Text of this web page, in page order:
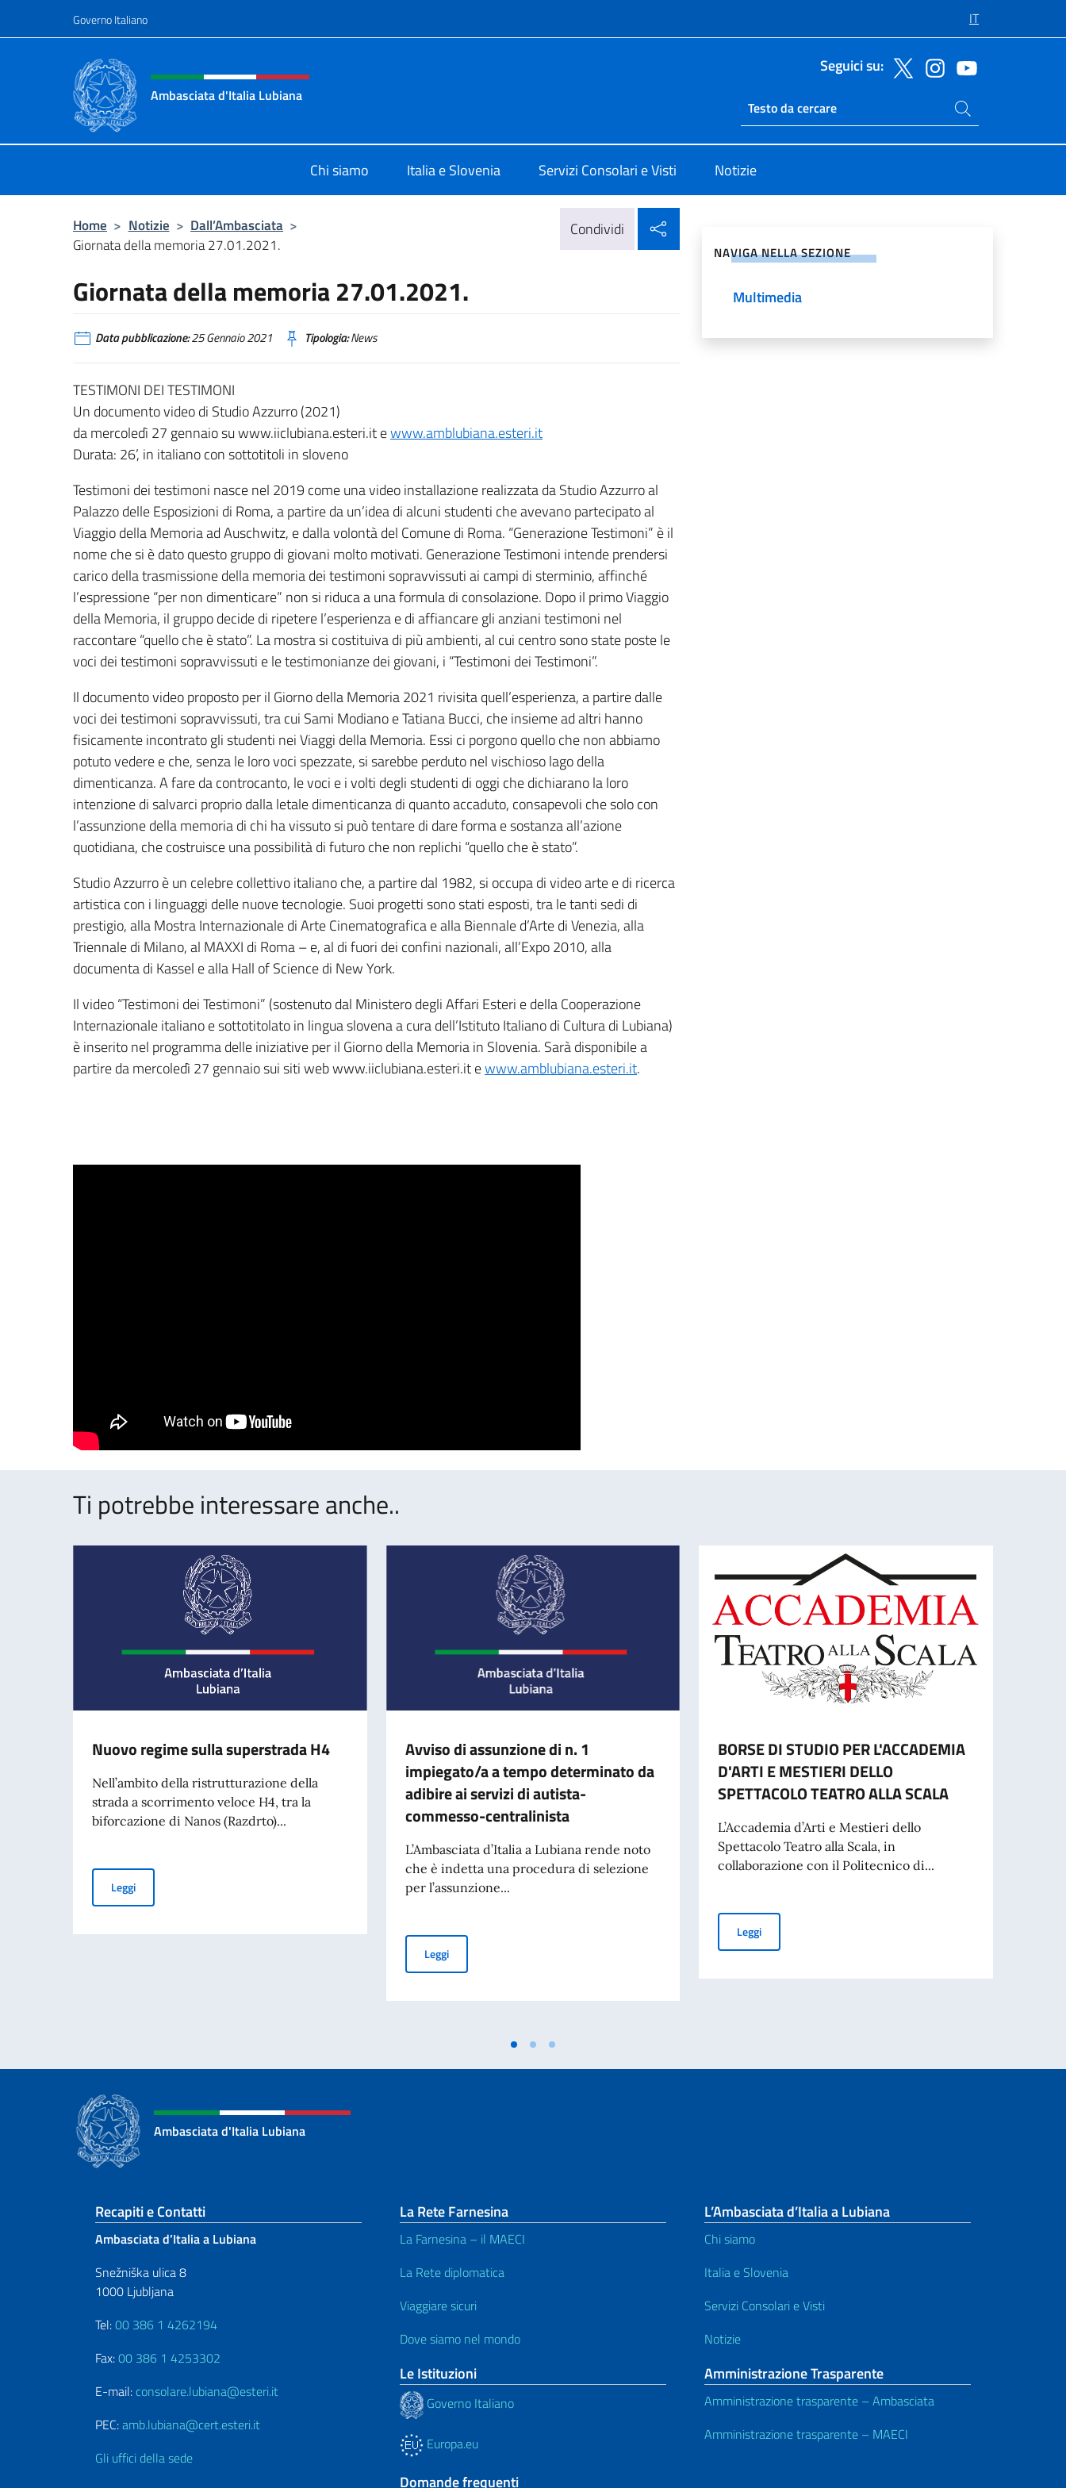
Governo Italiano IT
Intestazione sito, social e menù
Ambasciata d'Italia Lubiana
Seguici su:
Ricerca sito live
Cerca nel sito
Chi siamo Italia e Slovenia Servizi Consolari e Visti Notizie
Home > Notizie > Dall’Ambasciata >
Giornata della memoria 27.01.2021.
Condividi
Giornata della memoria 27.01.2021.
Data pubblicazione:25 Gennaio 2021 Tipologia:News
TESTIMONI DEI TESTIMONI
Un documento video di Studio Azzurro (2021)
da mercoledì 27 gennaio su www.iiclubiana.esteri.it ewww.amblubiana.esteri.it
Durata: 26’, in italiano con sottotitoli in sloveno
Testimoni dei testimoni nasce nel 2019 come una video installazione realizzata da Studio Azzurro al
Palazzo delle Esposizioni di Roma, a partire da un’idea di alcuni studenti che avevano partecipato al
Viaggio della Memoria ad Auschwitz, e dalla volontà del Comune di Roma. “Generazione Testimoni” è il
nome che si è dato questo gruppo di giovani molto motivati. Generazione Testimoni intende prendersi
carico della trasmissione della memoria dei testimoni sopravvissuti ai campi di sterminio, affinché
l’espressione “per non dimenticare” non si riduca a una formula di consolazione. Dopo il primo Viaggio
della Memoria, il gruppo decide di ripetere l’esperienza e di affiancare gli anziani testimoni nel
raccontare “quello che è stato”. La mostra si costituiva di più ambienti, al cui centro sono state poste le
voci dei testimoni sopravvissuti e le testimonianze dei giovani, i “Testimoni dei Testimoni”.
Il documento video proposto per il Giorno della Memoria 2021 rivisita quell’esperienza, a partire dalle
voci dei testimoni sopravvissuti, tra cui Sami Modiano e Tatiana Bucci, che insieme ad altri hanno
fisicamente incontrato gli studenti nei Viaggi della Memoria. Essi ci porgono quello che non abbiamo
potuto vedere e che, senza le loro voci spezzate, si sarebbe perduto nel vischioso lago della
dimenticanza. A fare da controcanto, le voci e i volti degli studenti di oggi che dichiarano la loro
intenzione di salvarci proprio dalla letale dimenticanza di quanto accaduto, consapevoli che solo con
l’assunzione della memoria di chi ha vissuto si può tentare di dare forma e sostanza all’azione
quotidiana, che costruisce una possibilità di futuro che non replichi “quello che è stato”.
Studio Azzurro è un celebre collettivo italiano che, a partire dal 1982, si occupa di video arte e di ricerca
artistica con i linguaggi delle nuove tecnologie. Suoi progetti sono stati esposti, tra le tanti sedi di
prestigio, alla Mostra Internazionale di Arte Cinematografica e alla Biennale d’Arte di Venezia, alla
Triennale di Milano, al MAXXI di Roma – e, al di fuori dei confini nazionali, all’Expo 2010, alla
documenta di Kassel e alla Hall of Science di New York.
Il video “Testimoni dei Testimoni” (sostenuto dal Ministero degli Affari Esteri e della Cooperazione
Internazionale italiano e sottotitolato in lingua slovena a cura dell’Istituto Italiano di Cultura di Lubiana)
è inserito nel programma delle iniziative per il Giorno della Memoria in Slovenia. Sarà disponibile a
partire da mercoledì 27 gennaio sui siti web www.iiclubiana.esteri.it ewww.amblubiana.esteri.it.
NAVIGA NELLA SEZIONE
Multimedia
Ti potrebbe interessare anche..
Nuovo regime sulla superstrada H4
Nell’ambito della ristrutturazione della
strada a scorrimento veloce H4, tra la
biforcazione di Nanos (Razdrto)...
LeggiNuovo regime sulla superstrada H4
Avviso di assunzione di n. 1
impiegato/a a tempo determinato da
adibire ai servizi di autista-
commesso-centralinista
L’Ambasciata d’Italia a Lubiana rende noto
che è indetta una procedura di selezione
per l’assunzione...
LeggiAvviso di assunzione di n. 1 impiegato/a a tempo determinato da adibire ai servizi di autista-commesso-centralinista
BORSE DI STUDIO PER L'ACCADEMIA
D'ARTI E MESTIERI DELLO
SPETTACOLO TEATRO ALLA SCALA
L’Accademia d’Arti e Mestieri dello
Spettacolo Teatro alla Scala, in
collaborazione con il Politecnico di...
LeggiBORSE DI STUDIO PER L'ACCADEMIA D'ARTI E MESTIERI DELLO
Ambasciata d'Italia Lubiana
Sezione footer
Recapiti e Contatti
Ambasciata d’Italia a Lubiana
Snežniška ulica 8
1000 Ljubljana
Tel:00 386 1 4262194
Fax:00 386 1 4253302
E-mail: consolare.lubiana@esteri.it
PEC:amb.lubiana@cert.esteri.it
Gli uffici della sede
La Rete Farnesina
La Farnesina – il MAECI
La Rete diplomatica
Viaggiare sicuri
Dove siamo nel mondo
Le Istituzioni
Governo Italiano
Europa.eu
Domande frequenti
L’Ambasciata d’Italia a Lubiana
Chi siamo
Italia e Slovenia
Servizi Consolari e Visti
Notizie
Amministrazione Trasparente
Amministrazione trasparente – Ambasciata
Amministrazione trasparente – MAECI